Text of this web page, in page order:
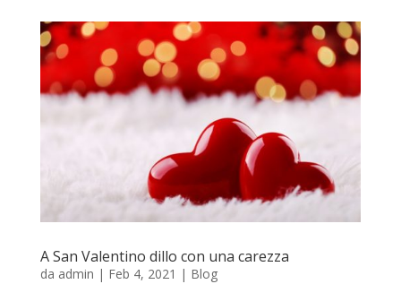
A San Valentino dillo con una carezza
da admin | Feb 4, 2021 | Blog